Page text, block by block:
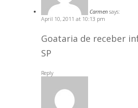
Carmen says:
April 10, 2011 at 10:13 pm
Goataria de receber
SP
Reply